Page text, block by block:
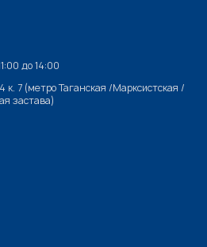
до 14:00
к. 7 (метро Таганская /Марксистская /
застава)